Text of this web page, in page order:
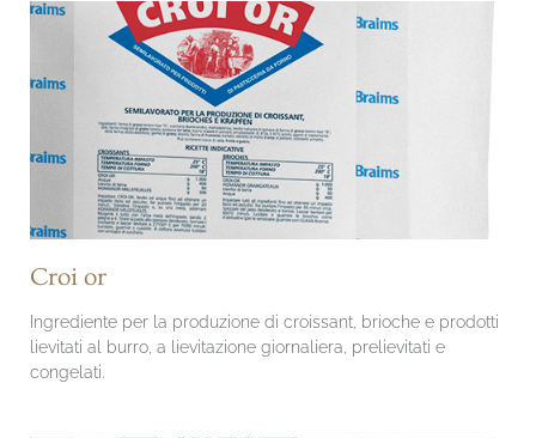
Croi or
Ingrediente per la produzione di croissant, brioche e prodotti
lievitati al burro, a lievitazione giornaliera, prelievitati e
congelati.